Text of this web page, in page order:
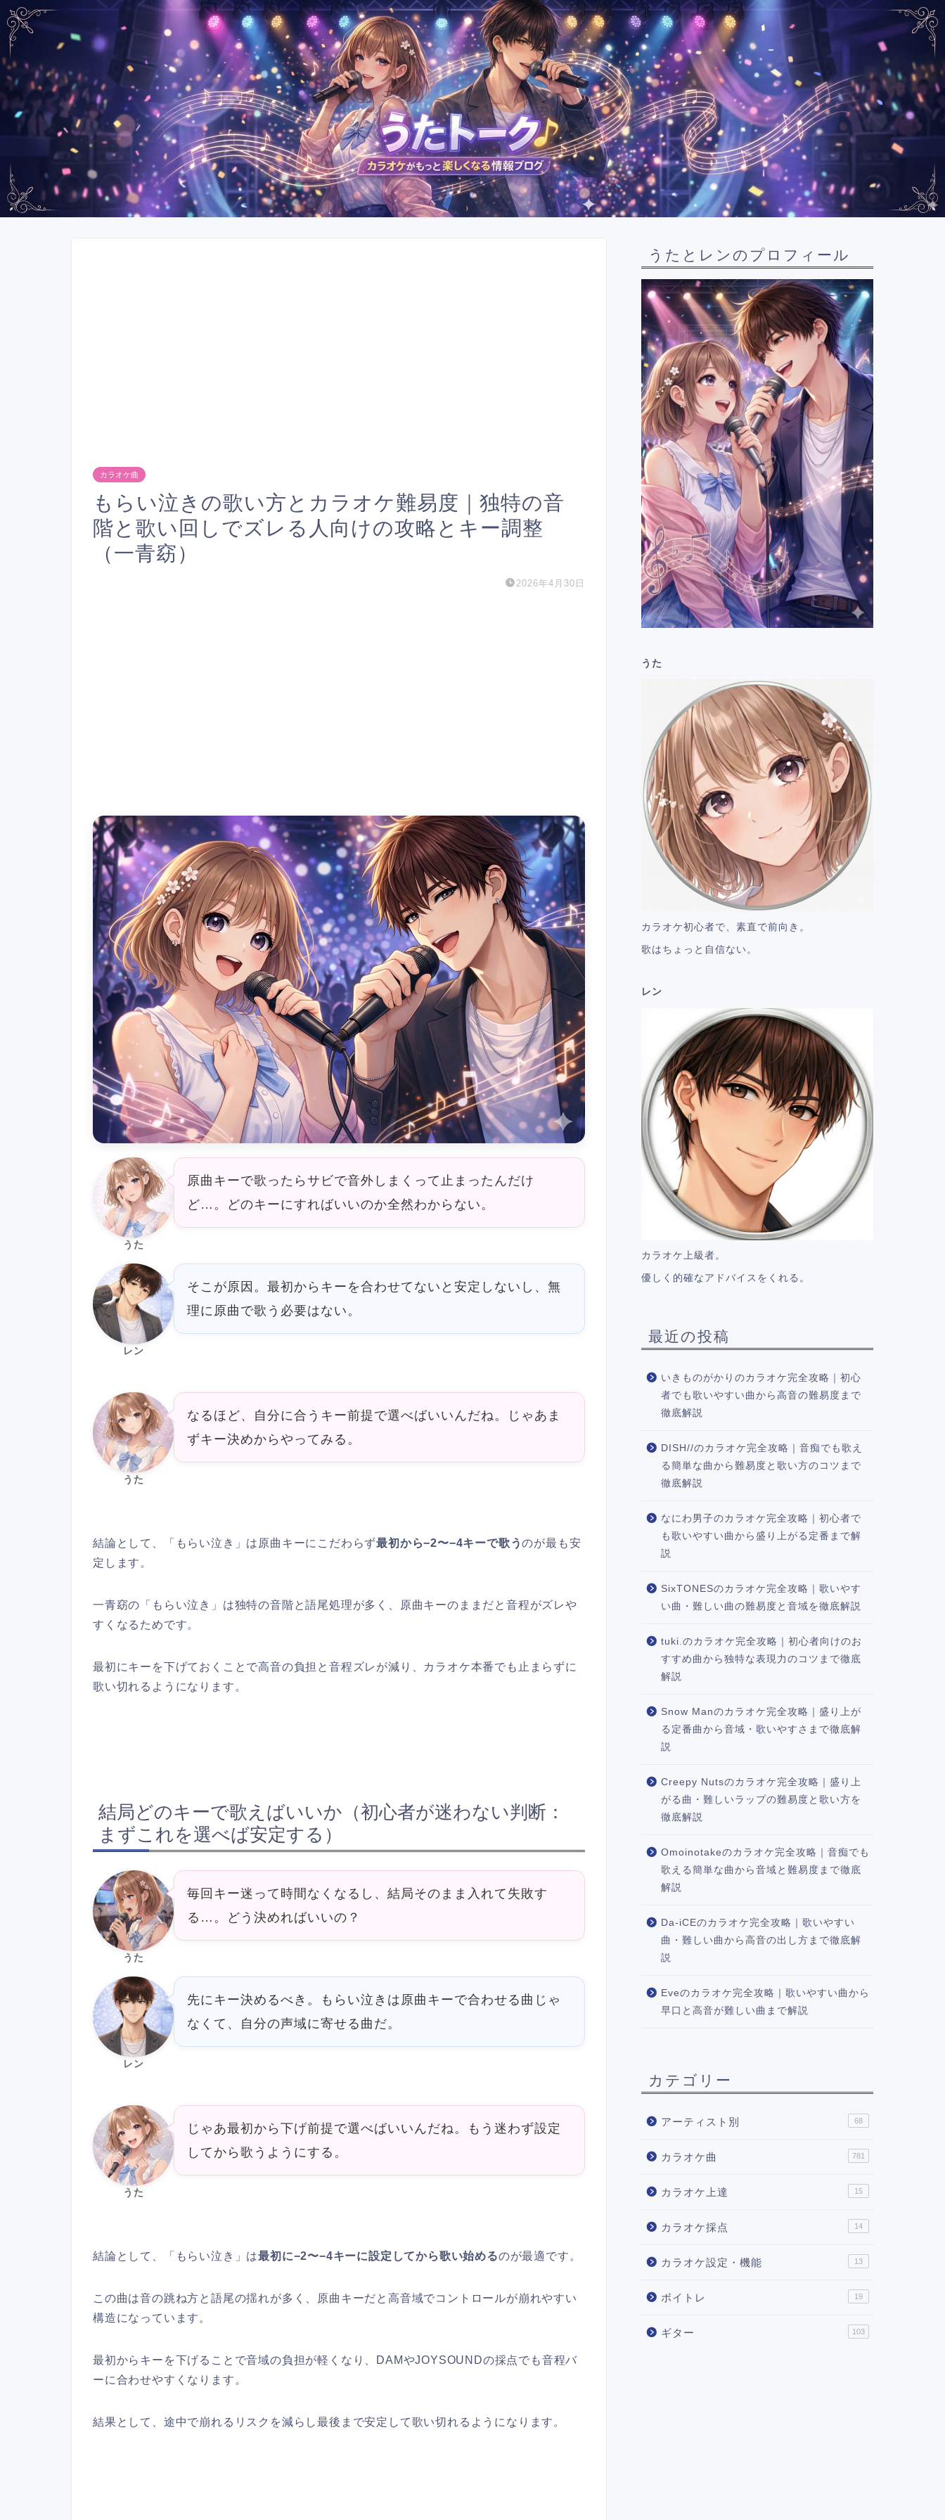
カラオケ曲
もらい泣きの歌い方とカラオケ難易度｜独特の音
階と歌い回しでズレる人向けの攻略とキー調整
（一青窈）
2026年4月30日
うた
原曲キーで歌ったらサビで音外しまくって止まったんだけ
ど…。どのキーにすればいいのか全然わからない。
レン
そこが原因。最初からキーを合わせてないと安定しないし、無
理に原曲で歌う必要はない。
うた
なるほど、自分に合うキー前提で選べばいいんだね。じゃあま
ずキー決めからやってみる。
結論として、「もらい泣き」は原曲キーにこだわらず最初から−2〜−4キーで歌うのが最も安
定します。
一青窈の「もらい泣き」は独特の音階と語尾処理が多く、原曲キーのままだと音程がズレや
すくなるためです。
最初にキーを下げておくことで高音の負担と音程ズレが減り、カラオケ本番でも止まらずに
歌い切れるようになります。
結局どのキーで歌えばいいか（初心者が迷わない判断：
まずこれを選べば安定する）
うた
毎回キー迷って時間なくなるし、結局そのまま入れて失敗す
る…。どう決めればいいの？
レン
先にキー決めるべき。もらい泣きは原曲キーで合わせる曲じゃ
なくて、自分の声域に寄せる曲だ。
うた
じゃあ最初から下げ前提で選べばいいんだね。もう迷わず設定
してから歌うようにする。
結論として、「もらい泣き」は最初に−2〜−4キーに設定してから歌い始めるのが最適です。
この曲は音の跳ね方と語尾の揺れが多く、原曲キーだと高音域でコントロールが崩れやすい
構造になっています。
最初からキーを下げることで音域の負担が軽くなり、DAMやJOYSOUNDの採点でも音程バ
ーに合わせやすくなります。
結果として、途中で崩れるリスクを減らし最後まで安定して歌い切れるようになります。
うたとレンのプロフィール
うた
カラオケ初心者で、素直で前向き。
歌はちょっと自信ない。
レン
カラオケ上級者。
優しく的確なアドバイスをくれる。
最近の投稿
いきものがかりのカラオケ完全攻略｜初心
者でも歌いやすい曲から高音の難易度まで
徹底解説
DISH//のカラオケ完全攻略｜音痴でも歌え
る簡単な曲から難易度と歌い方のコツまで
徹底解説
なにわ男子のカラオケ完全攻略｜初心者で
も歌いやすい曲から盛り上がる定番まで解
説
SixTONESのカラオケ完全攻略｜歌いやす
い曲・難しい曲の難易度と音域を徹底解説
tuki.のカラオケ完全攻略｜初心者向けのお
すすめ曲から独特な表現力のコツまで徹底
解説
Snow Manのカラオケ完全攻略｜盛り上が
る定番曲から音域・歌いやすさまで徹底解
説
Creepy Nutsのカラオケ完全攻略｜盛り上
がる曲・難しいラップの難易度と歌い方を
徹底解説
Omoinotakeのカラオケ完全攻略｜音痴でも
歌える簡単な曲から音域と難易度まで徹底
解説
Da-iCEのカラオケ完全攻略｜歌いやすい
曲・難しい曲から高音の出し方まで徹底解
説
Eveのカラオケ完全攻略｜歌いやすい曲から
早口と高音が難しい曲まで解説
カテゴリー
アーティスト別 68
カラオケ曲 781
カラオケ上達 15
カラオケ採点 14
カラオケ設定・機能 13
ボイトレ 19
ギター 103